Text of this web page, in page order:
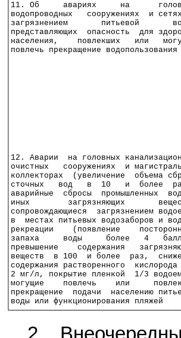
│11. Об     авариях     на
│водопроводных   сооружениях  и
│загрязнением       питьевой
│представляющих  опасность  для
│населения,    повлекших   или
│повлечь прекращение
│
│
│
│
│
│
│
│
│
│
│12. Аварии  на головных
│очистных   сооружениях  и
│коллекторах  (увеличение  объема
│сточных   вод   в  10   и  более
│аварийные  сбросы  промышленных
│иных        загрязняющих
│сопровождающиеся
│в  местах питьевых
│рекреации    (появление
│запаха     воды     более   4
│превышение    содержания
│веществ  в 100  и более  раз,
│содержания растворенного
│2 мг/л, покрытие пленкой  1/
│могущие    повлечь    или
│прекращение  подачи
│воды или функционирования
2.